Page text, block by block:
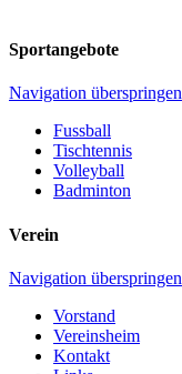
Sportangebote
Navigation überspringen
Fussball
Tischtennis
Volleyball
Badminton
Verein
Navigation überspringen
Vorstand
Vereinsheim
Kontakt